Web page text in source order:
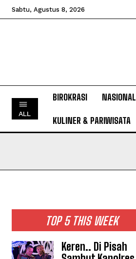
Sabtu, Agustus 8, 2026
ALL
BIROKRASI NASIONAL
KULINER & PARIWISATA
TOP 5 THIS WEEK
Keren.. Di Pisah